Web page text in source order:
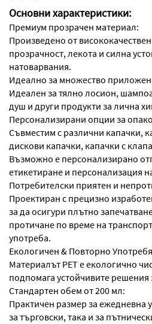
Основни характеристики:
Премиум прозрачен материал:
Произведено от
прозрачност, лекота и силна
натоварвания.
Идеално за множество
Идеален за тялно лосион,
душ и други продукти за лична
Персонализирани опции за
Съвместим с различни капачки,
дискови капачки, капачки с
Възможно е персонализирано
етикетиране и персонализация
Потребителски приятен и
Проектиран с прецизно
за да осигури плътно
протичане по време на
употреба.
Екологичен & Повторно
Материалът PET е екологично
подпомага устойчивите решения
Стандартен обем от 200 мл:
Практичен размер за ежедневна
за търговски, така и за